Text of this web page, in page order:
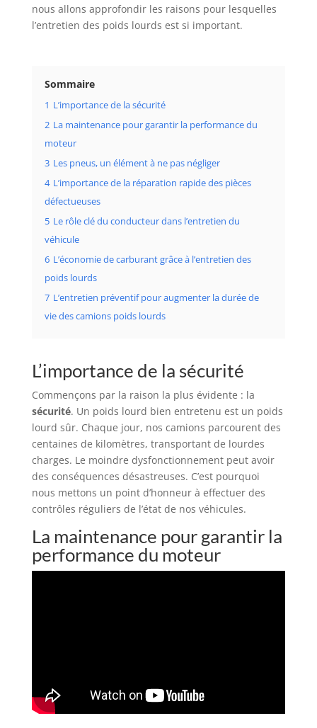
nous allons approfondir les raisons pour lesquelles
l’entretien des poids lourds est si important.
Sommaire
1 L’importance de la sécurité
2 La maintenance pour garantir la performance du
moteur
3 Les pneus, un élément à ne pas négliger
4 L’importance de la réparation rapide des pièces
défectueuses
5 Le rôle clé du conducteur dans l’entretien du
véhicule
6 L’économie de carburant grâce à l’entretien des
poids lourds
7 L’entretien préventif pour augmenter la durée de
vie des camions poids lourds
L’importance de la sécurité
Commençons par la raison la plus évidente : la
sécurité. Un poids lourd bien entretenu est un poids
lourd sûr. Chaque jour, nos camions parcourent des
centaines de kilomètres, transportant de lourdes
charges. Le moindre dysfonctionnement peut avoir
des conséquences désastreuses. C’est pourquoi
nous mettons un point d’honneur à effectuer des
contrôles réguliers de l’état de nos véhicules.
La maintenance pour garantir la
performance du moteur